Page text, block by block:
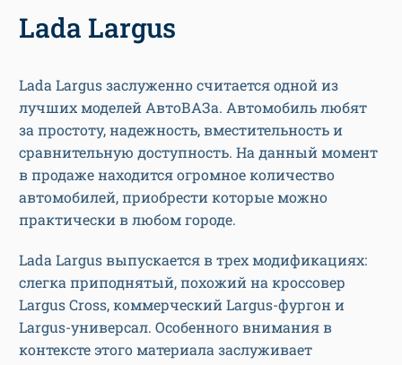
Lada Largus
Lada Largus заслуженно считается одной из
лучших моделей АвтоВАЗа. Автомобиль любят
за простоту, надежность, вместительность и
сравнительную доступность. На данный момент
в продаже находится огромное количество
автомобилей, приобрести которые можно
практически в любом городе.
Lada Largus выпускается в трех модификациях:
слегка приподнятый, похожий на кроссовер
Largus Cross, коммерческий Largus-фургон и
Largus-универсал. Особенного внимания в
контексте этого материала заслуживает